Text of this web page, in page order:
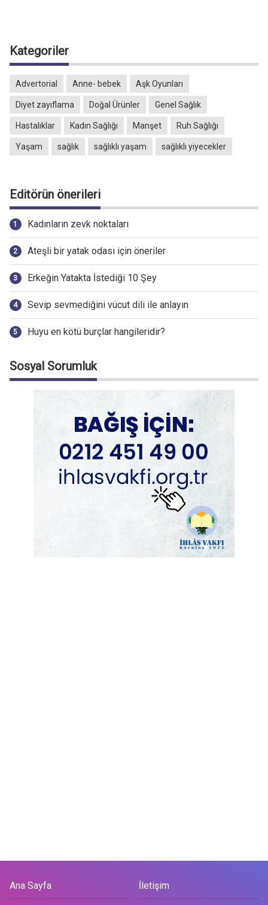
Kategoriler
Advertorial Anne- bebek Aşk Oyunları
Diyet zayıflama Doğal Ürünler Genel Sağlık
Hastalıklar Kadın Sağlığı Manşet Ruh Sağlığı
Yaşam sağlık sağlıklı yaşam sağlıklı yiyecekler
Editörün önerileri
Kadınların zevk noktaları
Ateşli bir yatak odası için öneriler
Erkeğin Yatakta İstediği 10 Şey
Sevip sevmediğini vücut dili ile anlayın
Huyu en kötü burçlar hangileridir?
Sosyal Sorumluk
Ana Sayfa İletişim